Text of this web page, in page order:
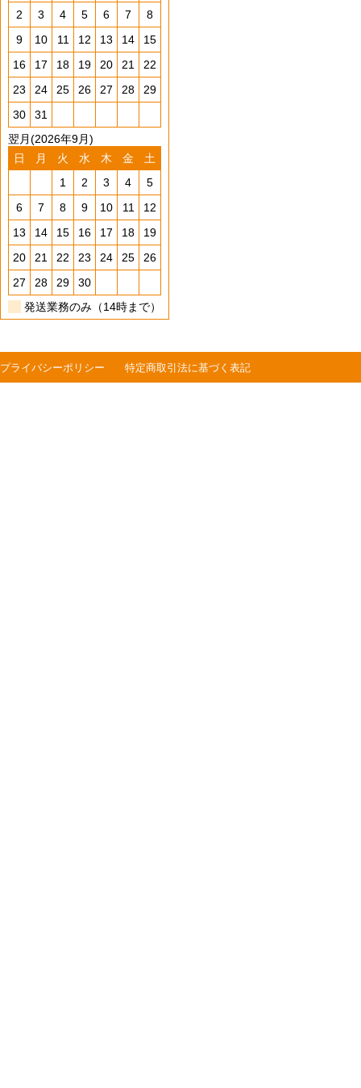
2
3 4 5 6 7
8
9
10 11 12 13 14
15
16
17 18 19 20 21
22
23
24 25 26 27 28
29
30
31
翌月(2026年9月)
日
月 火 水 木 金
土
1
2 3 4
5
6
7 8 9 10 11
12
13
14 15 16 17 18
19
20
21 22 23 24 25
26
27
28 29
30
発送業務のみ（14時まで）
プライバシーポリシー 特定商取引法に基づく表記